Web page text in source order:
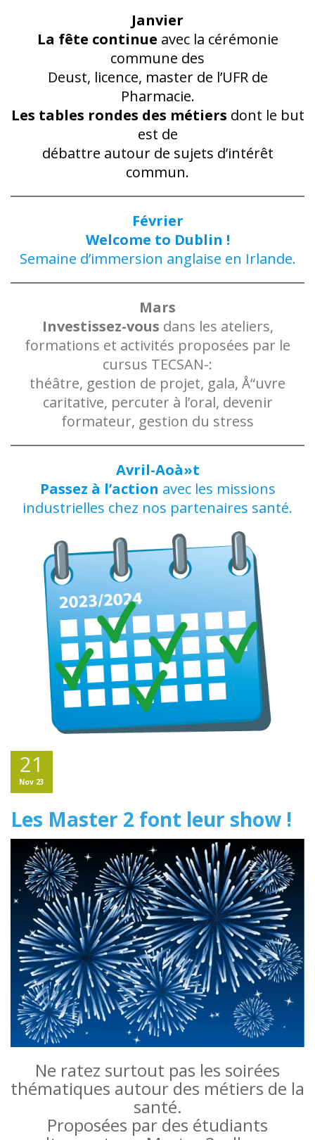
Janvier
La fête continue avec la cérémonie
commune des
Deust, licence, master de l’UFR de
Pharmacie.
Les tables rondes des métiers dont le but
est de
débattre autour de sujets d’intérêt
commun.
Février
Welcome to Dublin !
Semaine d’immersion anglaise en Irlande.
Mars
Investissez-vous dans les ateliers,
formations et activités proposées par le
cursus TECSAN-:
théâtre, gestion de projet, gala, Å“uvre
caritative, percuter à l’oral, devenir
formateur, gestion du stress
Avril-Aoà»t
Passez à l’action avec les missions
industrielles chez nos partenaires santé.
21
Nov 23
Les Master 2 font leur show !
Ne ratez surtout pas les soirées
thématiques autour des métiers de la
santé.
Proposées par des étudiants